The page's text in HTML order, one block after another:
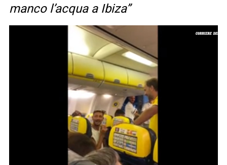
manco l’acqua a Ibiza”